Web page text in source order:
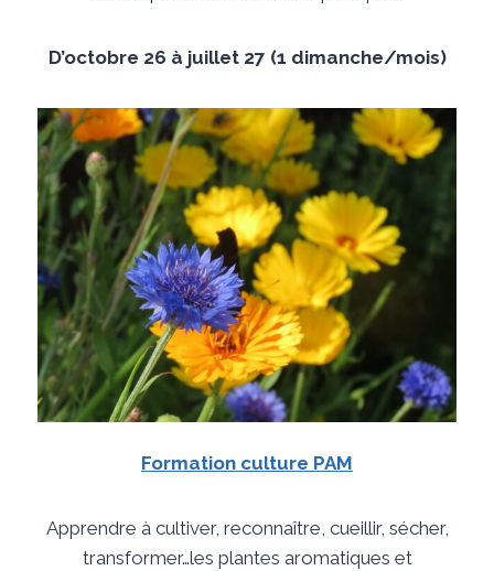
D’octobre 26 à juillet 27 (1 dimanche/mois)
Formation culture PAM
Apprendre à cultiver, reconnaître, cueillir, sécher,
transformer…les plantes aromatiques et